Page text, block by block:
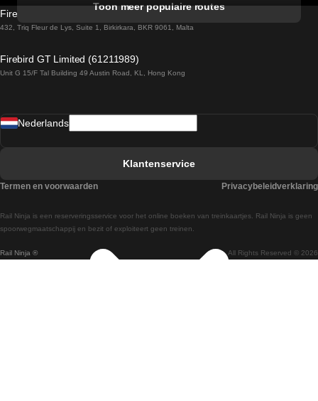
Treinen van Sevilla naar Barcelona
Treinen van Praag naar Wenen
Treinen van Wenen naar Salzburg
Treinen van Wenen naar Praag
Toon meer populaire routes
Firebird GT Limited (OC 1451)
432, Triq Fleur de Lys, Suite 1, Birkirkara, BKR 9061, Malta
Firebird GT Limited (61211989)
Unit G 15/F Tal Building 49 Austin Road, KL, Hong Kong
Rail Ninja ® All Rights Reserved © 2026
Rail Ninja is een reserveringsservice voor het online boeken van treinkaartjes. Rail Ninja is geen
spoorwegmaatschappij en bezit of exploiteert geen treinen.
Nederlands
Klantenservice
Termen en voorwaarden Privacybeleidverklaring